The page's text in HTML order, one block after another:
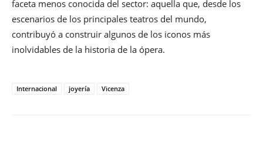
faceta menos conocida del sector: aquella que, desde los
escenarios de los principales teatros del mundo,
contribuyó a construir algunos de los iconos más
inolvidables de la historia de la ópera.
Internacional joyería Vicenza